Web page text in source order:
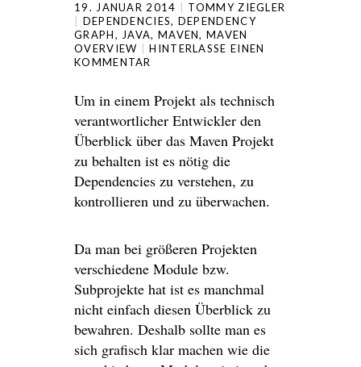
19. JANUAR 2014
TOMMY ZIEGLER
DEPENDENCIES, DEPENDENCY
GRAPH, JAVA, MAVEN,MAVEN
OVERVIEW
HINTERLASSE EINEN
KOMMENTAR
Um in einem Projekt als technisch
verantwortlicher Entwickler den
Überblick über das Maven Projekt
zu behalten ist es nötig die
Dependencies zu verstehen, zu
kontrollieren und zu überwachen.
Da man bei größeren Projekten
verschiedene Module bzw.
Subprojekte hat ist es manchmal
nicht einfach diesen Überblick zu
bewahren. Deshalb sollte man es
sich grafisch klar machen wie die